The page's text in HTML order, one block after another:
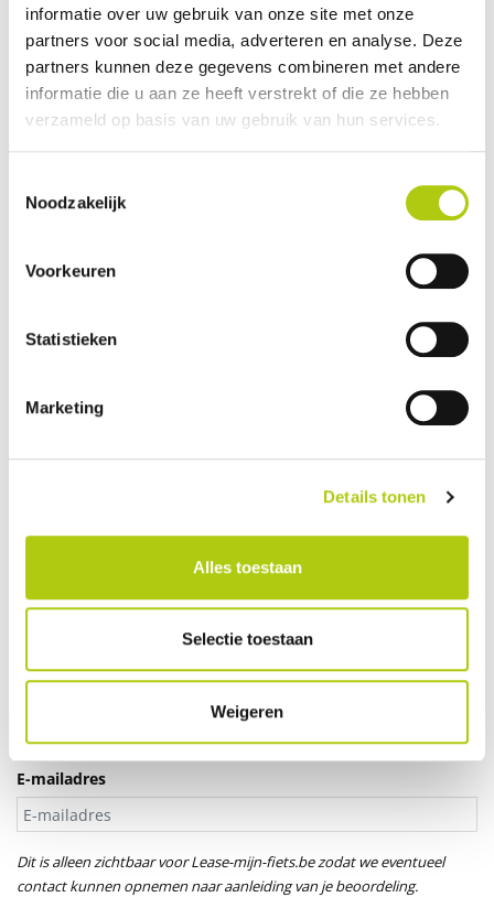
informatie over uw gebruik van onze site met onze
partners voor social media, adverteren en analyse. Deze
partners kunnen deze gegevens combineren met andere
informatie die u aan ze heeft verstrekt of die ze hebben
verzameld op basis van uw gebruik van hun services.
Noodzakelijk
Voorkeuren
Statistieken
Marketing
Details tonen
Alles toestaan
Selectie toestaan
Weigeren
Plus- en minpunten
Wat vind je van de scooter?
Je gegevens
Aanspreektitel *
Uw naam
E-mailadres
Dit is alleen zichtbaar voor Lease-mijn-fiets.be zodat we eventueel
contact kunnen opnemen naar aanleiding van je beoordeling.